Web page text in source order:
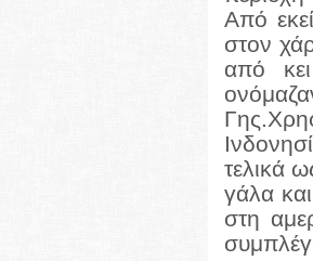
Από
στον
από
Γης.Χ
τελικά
γάλα
στη